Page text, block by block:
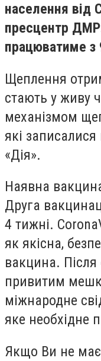
населення від
пресцентр
працюватиме з
Щеплення
стають у живу
механізмом
які
«Дія».
Наявна
Друга
4 тижні.
як якісна,
вакцина. Після
привитим
міжнародне
яке необхідне
Якщо Ви не